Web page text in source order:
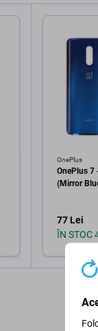
OnePlus
OnePlus 7
(Mirror
77 Lei
ÎN STOC